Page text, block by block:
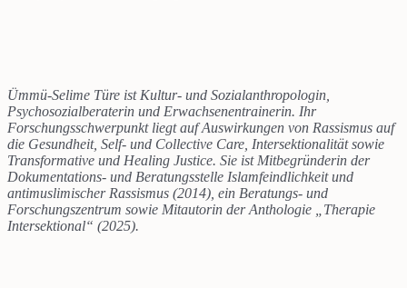
Ümmü-Selime Türe ist Kultur- und Sozialanthropologin,
Psychosozialberaterin und Erwachsenentrainerin. Ihr
Forschungsschwerpunkt liegt auf Auswirkungen von Rassismus auf
die Gesundheit, Self- und Collective Care, Intersektionalität sowie
Transformative und Healing Justice. Sie ist Mitbegründerin der
Dokumentations- und Beratungsstelle Islamfeindlichkeit und
antimuslimischer Rassismus (2014), ein Beratungs- und
Forschungszentrum sowie Mitautorin der Anthologie „Therapie
Intersektional“ (2025).